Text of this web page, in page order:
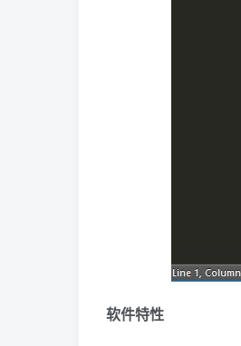
软件特性